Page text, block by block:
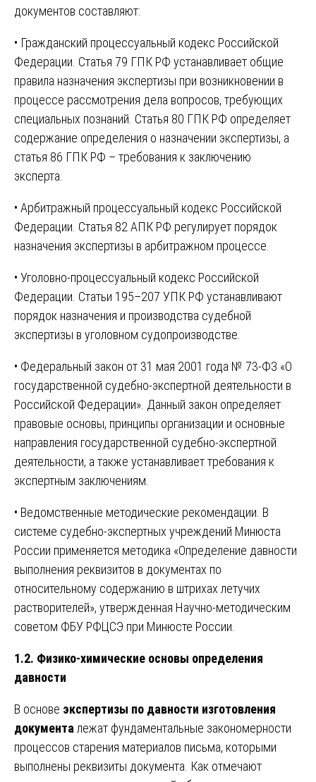
документов составляют:
• Гражданский процессуальный кодекс Российской
Федерации. Статья 79 ГПК РФ устанавливает общие
правила назначения экспертизы при возникновении в
процессе рассмотрения дела вопросов, требующих
специальных познаний. Статья 80 ГПК РФ определяет
содержание определения о назначении экспертизы, а
статья 86 ГПК РФ – требования к заключению
эксперта.
• Арбитражный процессуальный кодекс Российской
Федерации. Статья 82 АПК РФ регулирует порядок
назначения экспертизы в арбитражном процессе.
• Уголовно-процессуальный кодекс Российской
Федерации. Статьи 195–207 УПК РФ устанавливают
порядок назначения и производства судебной
экспертизы в уголовном судопроизводстве.
• Федеральный закон от 31 мая 2001 года № 73-ФЗ «О
государственной судебно-экспертной деятельности в
Российской Федерации». Данный закон определяет
правовые основы, принципы организации и основные
направления государственной судебно-экспертной
деятельности, а также устанавливает требования к
экспертным заключениям.
• Ведомственные методические рекомендации. В
системе судебно-экспертных учреждений Минюста
России применяется методика «Определение давности
выполнения реквизитов в документах по
относительному содержанию в штрихах летучих
растворителей», утвержденная Научно-методическим
советом ФБУ РФЦСЭ при Минюсте России.
1.2. Физико-химические основы определения
давности
В основе экспертизы по давности изготовления
документа лежат фундаментальные закономерности
процессов старения материалов письма, которыми
выполнены реквизиты документа. Как отмечают